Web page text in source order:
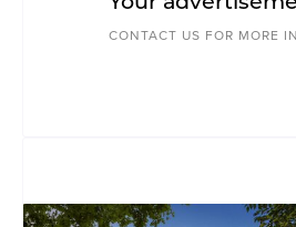
CONTACT US FOR MORE